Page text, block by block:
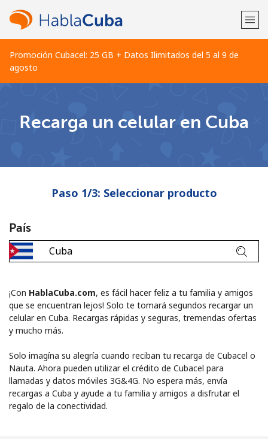
Promoción Cubacel: 25 GB + Datos Ilimitados del 5 al 9 de
agosto
Recarga un celular en Cuba
Paso 1/3: Seleccionar producto
País
¡Con HablaCuba.com, es fácil hacer feliz a tu familia y amigos
que se encuentran lejos! Solo te tomará segundos recargar un
celular en Cuba. Recargas rápidas y seguras, tremendas ofertas
y mucho más.
Solo imagína su alegría cuando reciban tu recarga de Cubacel o
Nauta. Ahora pueden utilizar el crédito de Cubacel para
llamadas y datos móviles 3G&4G. No espera más, envía
recargas a Cuba y ayude a tu familia y amigos a disfrutar el
regalo de la conectividad.